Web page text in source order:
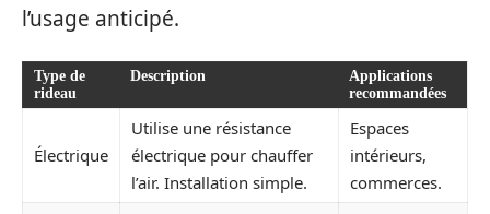
l’usage anticipé.
Type de
rideau
Description
Applications
recommandées
Électrique
Utilise une résistance
électrique pour chauffer
l’air. Installation simple.
Espaces
intérieurs,
commerces.